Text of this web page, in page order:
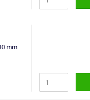
mm